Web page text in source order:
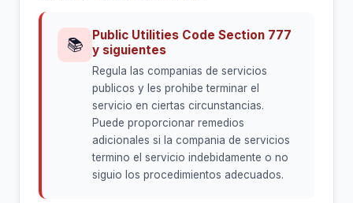
📚
Public Utilities Code Section 777
y siguientes
Regula las companias de servicios
publicos y les prohibe terminar el
servicio en ciertas circunstancias.
Puede proporcionar remedios
adicionales si la compania de servicios
termino el servicio indebidamente o no
siguio los procedimientos adecuados.